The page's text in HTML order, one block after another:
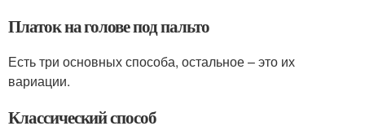
Платок на голове под пальто
Есть три основных способа, остальное – это их
вариации.
Классический способ